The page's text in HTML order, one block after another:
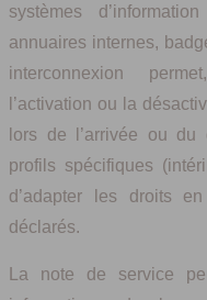
systèmes
annuaires internes,
interconnexion
l’activation ou la
lors de l’arrivée ou du
profils spécifiques
d’adapter les droits
déclarés.
La note de service